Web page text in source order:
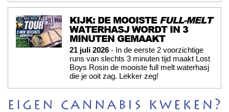
KIJK: DE MOOISTEFULL-MELT
WATERHASJ WORDT IN 3
MINUTEN GEMAAKT
21 juli 2026 - In de eerste 2 voorzichtige
runs van slechts 3 minuten tijd maakt Lost
Boys Rosin de mooiste full melt waterhasj
die je ooit zag. Lekker zeg!